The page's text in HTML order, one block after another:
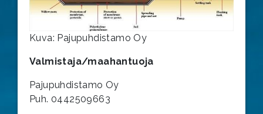
Kuva: Pajupuhdistamo Oy
Valmistaja/maahantuoja
Pajupuhdistamo Oy
Puh. 0442509663